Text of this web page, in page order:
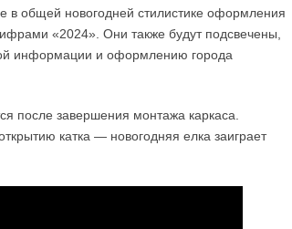
в общей новогодней стилистике оформления
«2024». Они также будут подсвечены,
информации и оформлению города
после завершения монтажа каркаса.
катка — новогодняя елка заиграет